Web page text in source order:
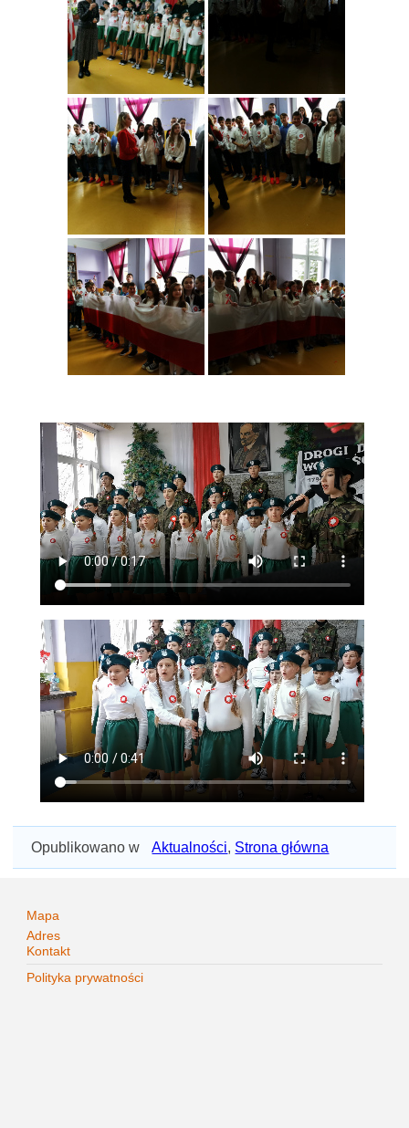
Opublikowano w Aktualności, Strona główna
Mapa
Adres
Kontakt
Polityka prywatności